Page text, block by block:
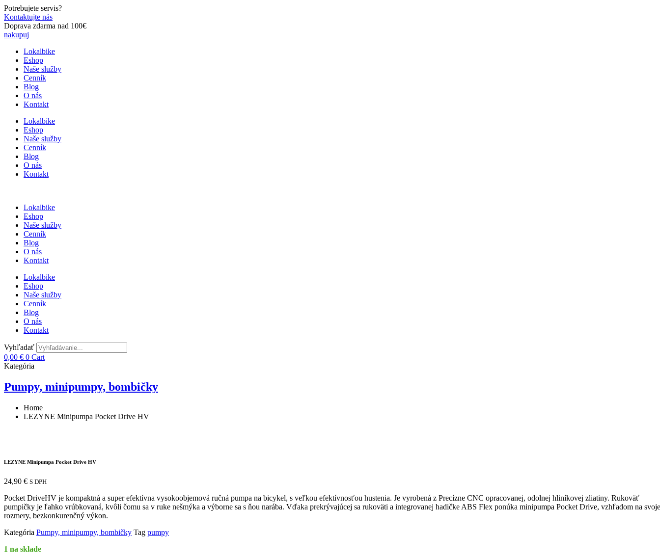
Preskočiť
na
obsah
Potrebujete servis?
Kontaktujte nás
Doprava zdarma nad 100€
nakupuj
Lokalbike
Eshop
Naše služby
Cenník
Blog
O nás
Kontakt
Lokalbike
Eshop
Naše služby
Cenník
Blog
O nás
Kontakt
Lokalbike
Eshop
Naše služby
Cenník
Blog
O nás
Kontakt
Lokalbike
Eshop
Naše služby
Cenník
Blog
O nás
Kontakt
Vyhľadať
0,00 € 0 Cart
Kategória
Pumpy, minipumpy, bombičky
Home
LEZYNE Minipumpa Pocket Drive HV
LEZYNE Minipumpa Pocket Drive HV
24,90 € S DPH
Pocket DriveHV je kompaktná a super efektívna vysokoobjemová ručná pumpa na bicykel, s veľkou efektívnosťou hustenia. Je vyrobená z Precízne CNC opracovanej, odolnej hliníkovej zliatiny. Rukoväť
pumpičky je ľahko vrúbkovaná, kvôli čomu sa v ruke nešmýka a výborne sa s ňou narába. Vďaka prekrývajúcej sa rukoväti a integrovanej hadičke ABS Flex ponúka minipumpa Pocket Drive, vzhľadom na svoje
rozmery, bezkonkurenčný výkon.
Kategória Pumpy, minipumpy, bombičky Tag pumpy
1 na sklade